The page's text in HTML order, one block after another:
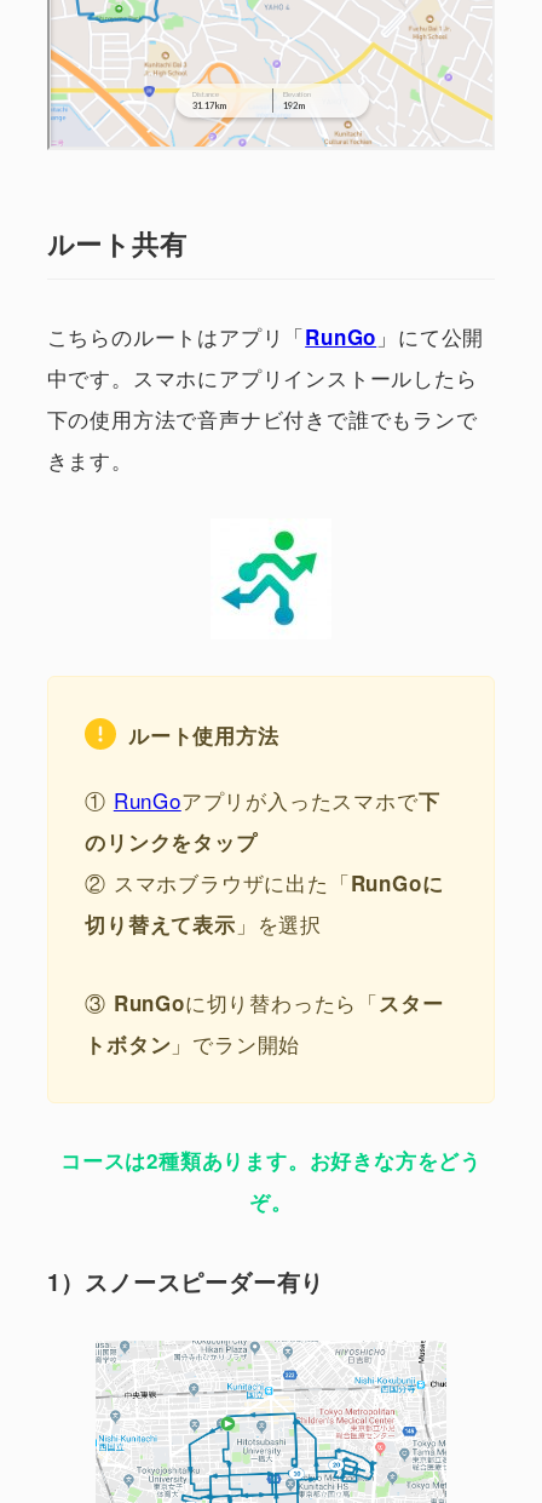
ルート共有
こちらのルートはアプリ「RunGo 」にて公開
中です。スマホにアプリインストールしたら
下の使用方法で音声ナビ付きで誰でもランで
きます。
ルート使用方法
① RunGoアプリが入ったスマホで下
のリンクをタップ
② スマホブラウザに出た「RunGoに
切り替えて表示 」を選択
③ RunGoに切り替わったら「スター
トボタン 」でラン開始
コースは2種類あります。お好きな方をどう
ぞ。
1）スノースピーダー有り